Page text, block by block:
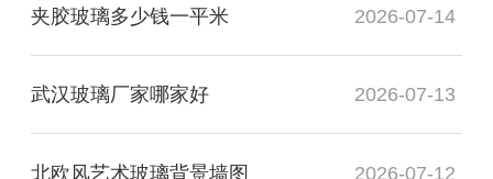
夹胶玻璃多少钱一平米 2026-07-14
武汉玻璃厂家哪家好 2026-07-13
北欧风艺术玻璃背景墙图 2026-07-12